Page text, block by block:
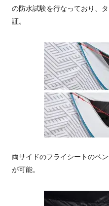
の防水試験を行なっており、
証。
両サイドのフライシートのベ
が可能。